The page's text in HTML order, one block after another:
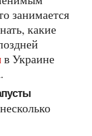
занимается
какие
в Украине